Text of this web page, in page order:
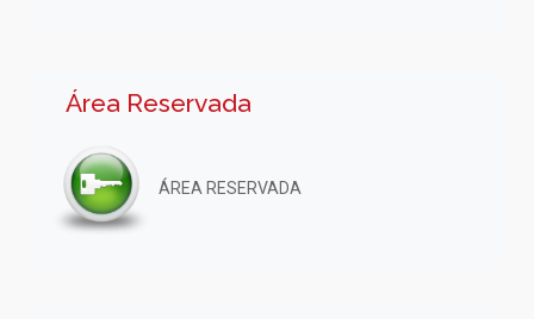
Área Reservada
ÁREA RESERVADA